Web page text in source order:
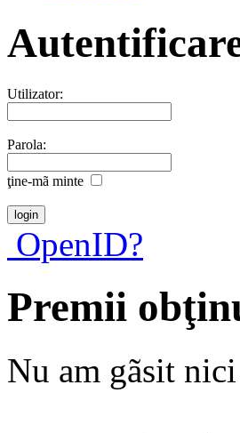
Utilizator:
Parola:
ţine-mã minte
OpenID?
Premii
Nu am gãsit